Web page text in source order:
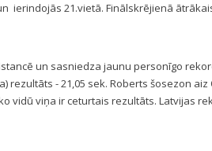
ierindojās 21.vietā. Finālskrējienā
un sasniedza jaunu personīgo
rezultāts - 21,05 sek. Roberts šosezon
vidū viņa ir ceturtais rezultāts. Latvijas